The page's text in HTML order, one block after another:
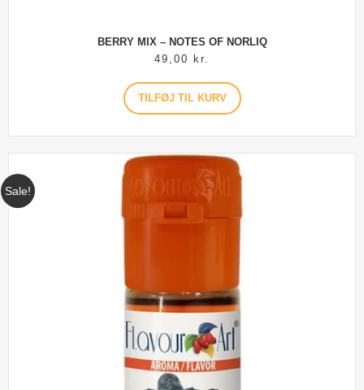
BERRY MIX – NOTES OF NORLIQ
49,00
kr.
TILFØJ TIL KURV
Sale!